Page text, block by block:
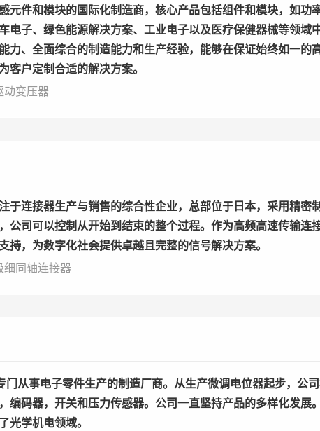
件和模块的国际化制造商，核心产品包括组件和模块，如功
电子、绿色能源解决方案、工业电子以及医疗保健器械等领域
力、全面综合的制造能力和生产经验，能够在保证始终如一的
客户定制合适的解决方案。
动变压器
于连接器生产与销售的综合性企业，总部位于日本，采用精密
公司可以控制从开始到结束的整个过程。作为高频高速传输连
持，为数字化社会提供卓越且完整的信号解决方案。
细同轴连接器
从事电子零件生产的制造厂商。从生产微调电位器起步，公
编码器，开关和压力传感器。公司一直坚持产品的多样化发展
光学机电领域。